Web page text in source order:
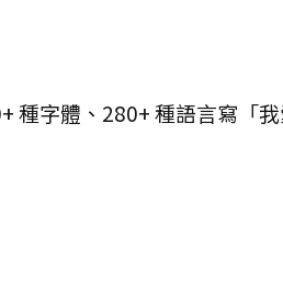
字體、280+ 種語言寫「